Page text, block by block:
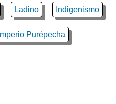
Ladino Indigenismo
Imperio Purépecha